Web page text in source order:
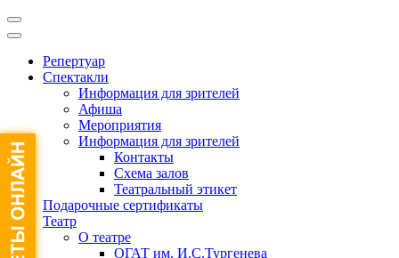
Репертуар
Спектакли
Информация для зрителей
Афиша
Мероприятия
Информация для зрителей
Контакты
Схема залов
Театральный этикет
Подарочные сертификаты
Театр
О театре
ОГАТ им. И.С.Тургенева